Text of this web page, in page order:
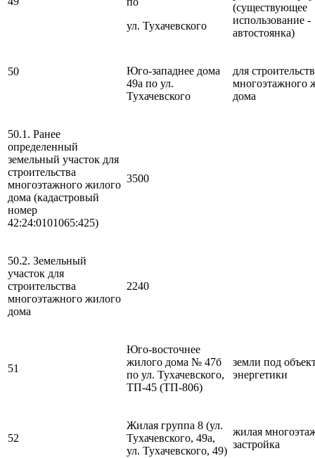
ул. Тухачевского
(существующее
использование -
автостоянка)
50
Юго-западнее дома
49а по ул.
Тухачевского
для
многоэтажного
дома
50.1. Ранее
определенный
земельный участок для
строительства
многоэтажного жилого
дома (кадастровый
номер
42:24:0101065:425)
3500
50.2. Земельный
участок для
строительства
многоэтажного жилого
дома
2240
51
Юго-восточнее
жилого дома № 47б
по ул. Тухачевского,
ТП-45 (ТП-806)
земли под
энергетики
52
Жилая группа 8 (ул.
Тухачевского, 49а,
ул. Тухачевского, 49)
жилая
застройка